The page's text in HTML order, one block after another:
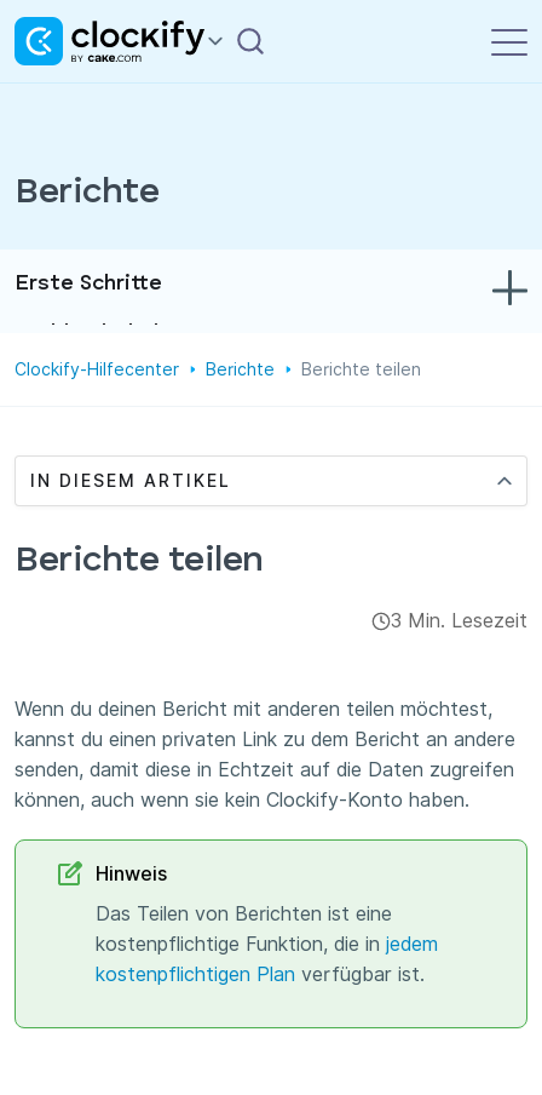
Berichte
Erste Schritte
Zeit- und Ausgabenerfassung
Projekte
Clockify-Hilfecenter Berichte Berichte teilen
IN DIESEM ARTIKEL
Berichte teilen
3 Min. Lesezeit
Wenn du deinen Bericht mit anderen teilen möchtest,
kannst du einen privaten Link zu dem Bericht an andere
senden, damit diese in Echtzeit auf die Daten zugreifen
können, auch wenn sie kein Clockify-Konto haben.
Hinweis
Das Teilen von Berichten ist eine
kostenpflichtige Funktion, die in jedem
kostenpflichtigen Plan verfügbar ist.